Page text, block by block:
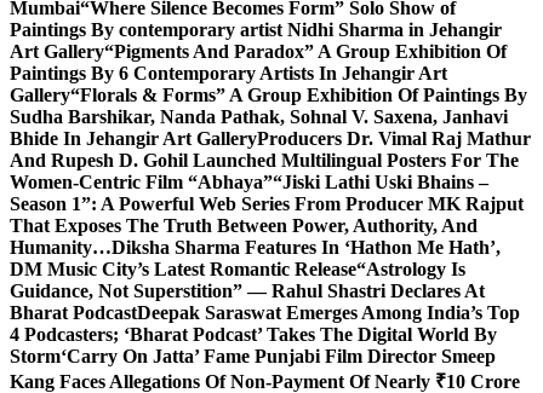
Mumbai“Where Silence Becomes Form” Solo Show of
Paintings By contemporary artist Nidhi Sharma in Jehangir
Art Gallery“Pigments And Paradox” A Group Exhibition Of
Paintings By 6 Contemporary Artists In Jehangir Art
Gallery“Florals & Forms” A Group Exhibition Of Paintings By
Sudha Barshikar, Nanda Pathak, Sohnal V. Saxena, Janhavi
Bhide In Jehangir Art GalleryProducers Dr. Vimal Raj Mathur
And Rupesh D. Gohil Launched Multilingual Posters For The
Women-Centric Film “Abhaya”“Jiski Lathi Uski Bhains –
Season 1”: A Powerful Web Series From Producer MK Rajput
That Exposes The Truth Between Power, Authority, And
Humanity…Diksha Sharma Features In ‘Hathon Me Hath’,
DM Music City’s Latest Romantic Release“Astrology Is
Guidance, Not Superstition” — Rahul Shastri Declares At
Bharat PodcastDeepak Saraswat Emerges Among India’s Top
4 Podcasters; ‘Bharat Podcast’ Takes The Digital World By
Storm‘Carry On Jatta’ Fame Punjabi Film Director Smeep
Kang Faces Allegations Of Non-Payment Of Nearly ₹10 Crore